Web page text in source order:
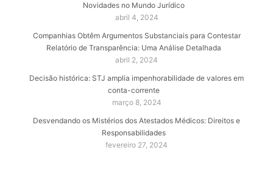
Novidades no Mundo Jurídico
abril 4, 2024
Companhias Obtêm Argumentos Substanciais para Contestar
Relatório de Transparência: Uma Análise Detalhada
abril 2, 2024
Decisão histórica: STJ amplia impenhorabilidade de valores em
conta-corrente
março 8, 2024
Desvendando os Mistérios dos Atestados Médicos: Direitos e
Responsabilidades
fevereiro 27, 2024